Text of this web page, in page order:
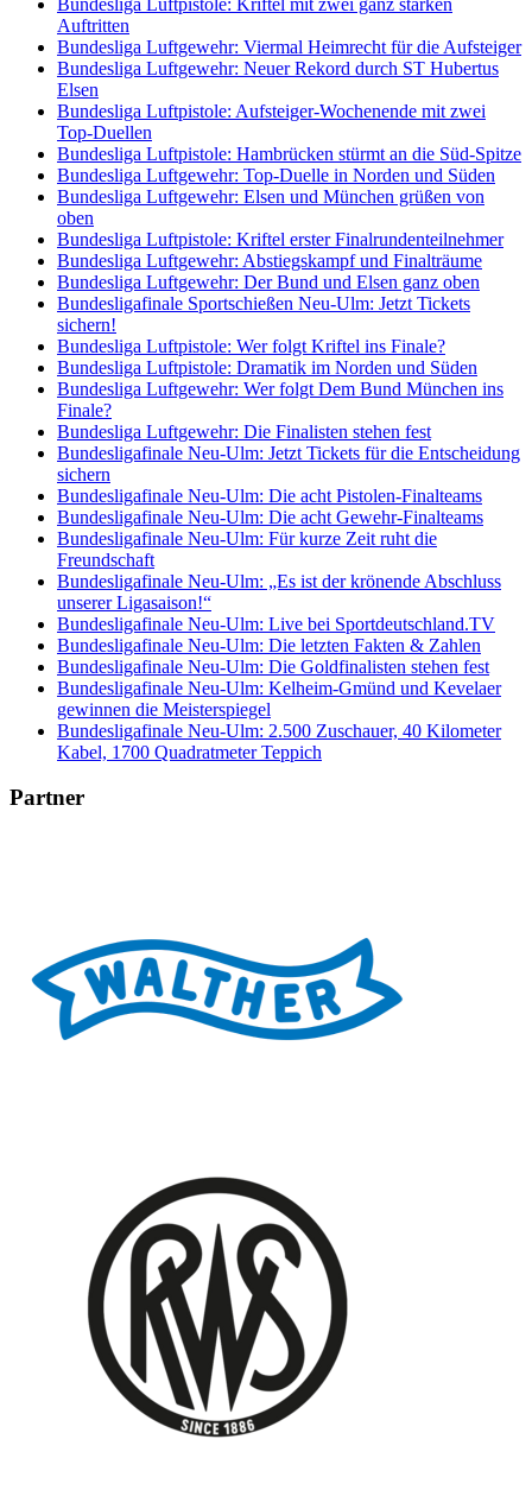
Auftritten
Bundesliga Luftgewehr: Viermal Heimrecht für die Aufsteiger
Bundesliga Luftgewehr: Neuer Rekord durch ST Hubertus
Elsen
Bundesliga Luftpistole: Aufsteiger-Wochenende mit zwei
Top-Duellen
Bundesliga Luftpistole: Hambrücken stürmt an die Süd-Spitze
Bundesliga Luftgewehr: Top-Duelle in Norden und Süden
Bundesliga Luftgewehr: Elsen und München grüßen von
oben
Bundesliga Luftpistole: Kriftel erster Finalrundenteilnehmer
Bundesliga Luftgewehr: Abstiegskampf und Finalträume
Bundesliga Luftgewehr: Der Bund und Elsen ganz oben
Bundesligafinale Sportschießen Neu-Ulm: Jetzt Tickets
sichern!
Bundesliga Luftpistole: Wer folgt Kriftel ins Finale?
Bundesliga Luftpistole: Dramatik im Norden und Süden
Bundesliga Luftgewehr: Wer folgt Dem Bund München ins
Finale?
Bundesliga Luftgewehr: Die Finalisten stehen fest
Bundesligafinale Neu-Ulm: Jetzt Tickets für die Entscheidung
sichern
Bundesligafinale Neu-Ulm: Die acht Pistolen-Finalteams
Bundesligafinale Neu-Ulm: Die acht Gewehr-Finalteams
Bundesligafinale Neu-Ulm: Für kurze Zeit ruht die
Freundschaft
Bundesligafinale Neu-Ulm: „Es ist der krönende Abschluss
unserer Ligasaison!“
Bundesligafinale Neu-Ulm: Live bei Sportdeutschland.TV
Bundesligafinale Neu-Ulm: Die letzten Fakten & Zahlen
Bundesligafinale Neu-Ulm: Die Goldfinalisten stehen fest
Bundesligafinale Neu-Ulm: Kelheim-Gmünd und Kevelaer
gewinnen die Meisterspiegel
Bundesligafinale Neu-Ulm: 2.500 Zuschauer, 40 Kilometer
Kabel, 1700 Quadratmeter Teppich
Partner